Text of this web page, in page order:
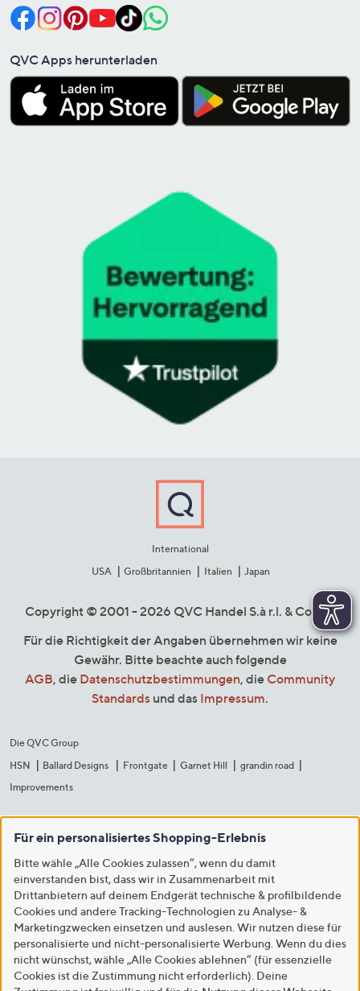
QVC Apps herunterladen
International
USA
Großbritannien Italien Japan
Copyright © 2001 - 2026 QVC Handel S.à r.l. & Co. KG
Für die Richtigkeit der Angaben übernehmen wir keine
Gewähr. Bitte beachte auch folgende
AGB, die Datenschutzbestimmungen, die Community
Standards und das Impressum.
Die QVC Group
HSN
Ballard Designs Frontgate Garnet Hill
grandin road
Improvements
Für ein personalisiertes Shopping-Erlebnis
Bitte wähle „Alle Cookies zulassen“, wenn du damit
einverstanden bist, dass wir in Zusammenarbeit mit
Drittanbietern auf deinem Endgerät technische & profilbildende
Cookies und andere Tracking-Technologien zu Analyse- &
Marketingzwecken einsetzen und auslesen. Wir nutzen diese für
personalisierte und nicht-personalisierte Werbung. Wenn du dies
nicht wünschst, wähle „Alle Cookies ablehnen“ (für essenzielle
Cookies ist die Zustimmung nicht erforderlich). Deine